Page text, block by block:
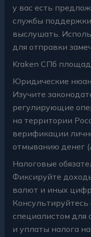
у вас есть
службы
выслушать.
для отправки
Kraken СПб
Юридические
Изучите
регулирующие
на территории
верификации
отмыванию денег
Налоговые
Фиксируйте
валют и иных
специалистом для
и уплаты налога